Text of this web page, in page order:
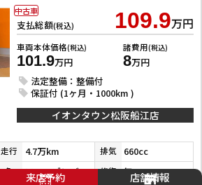
支払総額(税込) 109.9万円
車両本体価格(税込)
101.9万円
諸費用(税込)
8万円
法定整備：整備付
保証付 (1ヶ月・1000km )
中古車
イオンタウン松阪船江店
走行 4.7万km 排気 660cc
色 フローズンバニラパールメタリック 修復 無
来店予約 店舗情報